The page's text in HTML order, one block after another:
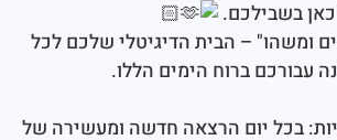
הבית הדיגיטלי שלכם לכל
הימים הללו.
הרצאה חדשה ומעשירה של